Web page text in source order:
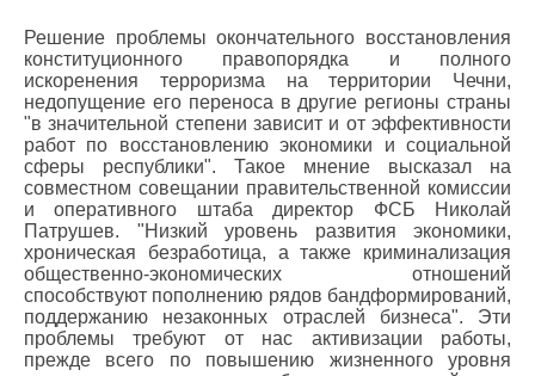
Решение проблемы окончательного восстановления
конституционного правопорядка и полного
искоренения терроризма на территории Чечни,
недопущение его переноса в другие регионы страны
"в значительной степени зависит и от эффективности
работ по восстановлению экономики и социальной
сферы республики". Такое мнение высказал на
совместном совещании правительственной комиссии
и оперативного штаба директор ФСБ Николай
Патрушев. "Низкий уровень развития экономики,
хроническая безработица, а также криминализация
общественно-экономических отношений
способствуют пополнению рядов бандформирований,
поддержанию незаконных отраслей бизнеса". Эти
проблемы требуют от нас активизации работы,
прежде всего по повышению жизненного уровня